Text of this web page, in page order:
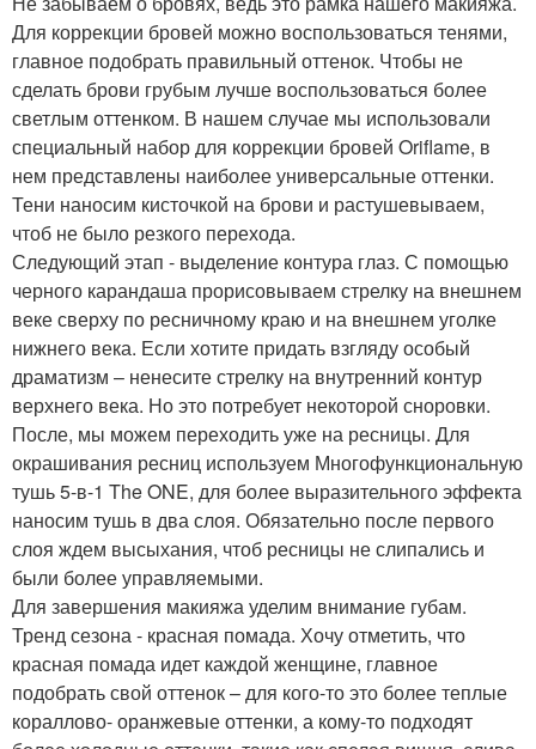
Для коррекции бровей можно воспользоваться тенями,
главное подобрать правильный оттенок. Чтобы не
сделать брови грубым лучше воспользоваться более
светлым оттенком. В нашем случае мы использовали
специальный набор для коррекции бровей Oriflame, в
нем представлены наиболее универсальные оттенки.
Тени наносим кисточкой на брови и растушевываем,
чтоб не было резкого перехода.
Следующий этап - выделение контура глаз. С помощью
черного карандаша прорисовываем стрелку на внешнем
веке сверху по ресничному краю и на внешнем уголке
нижнего века. Если хотите придать взгляду особый
драматизм – ненесите стрелку на внутренний контур
верхнего века. Но это потребует некоторой сноровки.
После, мы можем переходить уже на ресницы. Для
окрашивания ресниц используем Многофункциональную
тушь 5-в-1 The ONE, для более выразительного эффекта
наносим тушь в два слоя. Обязательно после первого
слоя ждем высыхания, чтоб ресницы не слипались и
были более управляемыми.
Для завершения макияжа уделим внимание губам.
Тренд сезона - красная помада. Хочу отметить, что
красная помада идет каждой женщине, главное
подобрать свой оттенок – для кого-то это более теплые
кораллово- оранжевые оттенки, а кому-то подходят